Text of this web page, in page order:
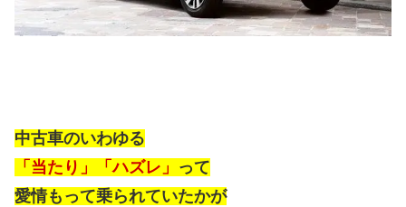
中古車のいわゆる
「当たり」「ハズレ」 って
愛情もって乗られていたかが